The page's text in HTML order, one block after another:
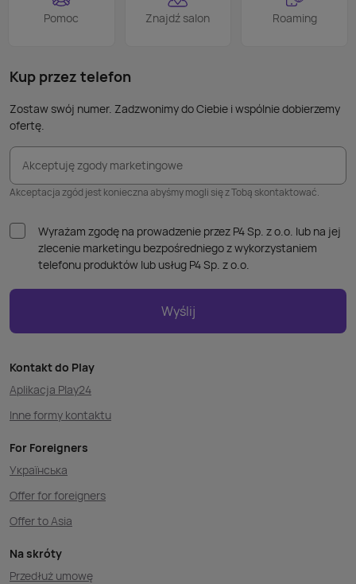
Pomoc Znajdź salon Roaming
Kup przez telefon
Zostaw swój numer. Zadzwonimy do Ciebie i wspólnie dobierzemy
ofertę.
Akceptuję zgody marketingowe
Akceptacja zgód jest konieczna abyśmy mogli się z Tobą skontaktować.
Wyrażam zgodę na prowadzenie przez P4 Sp. z o.o. lub na jej
zlecenie marketingu bezpośredniego z wykorzystaniem
telefonu produktów lub usług P4 Sp. z o.o.
Wyślij
Kontakt do Play
Aplikacja Play24
Inne formy kontaktu
For Foreigners
Українська
Offer for foreigners
Offer to Asia
Na skróty
Przedłuż umowę